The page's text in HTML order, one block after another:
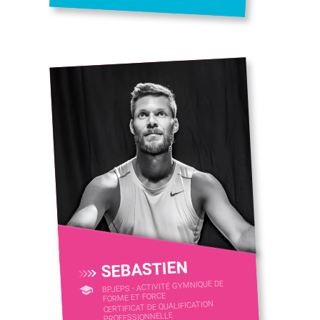
SEBASTIEN
BPJEPS - ACTIVITÉ GYMNIQUE DE
FORME ET FORCE
CERTIFICAT DE QUALIFICATION
PROFESSIONNELLE